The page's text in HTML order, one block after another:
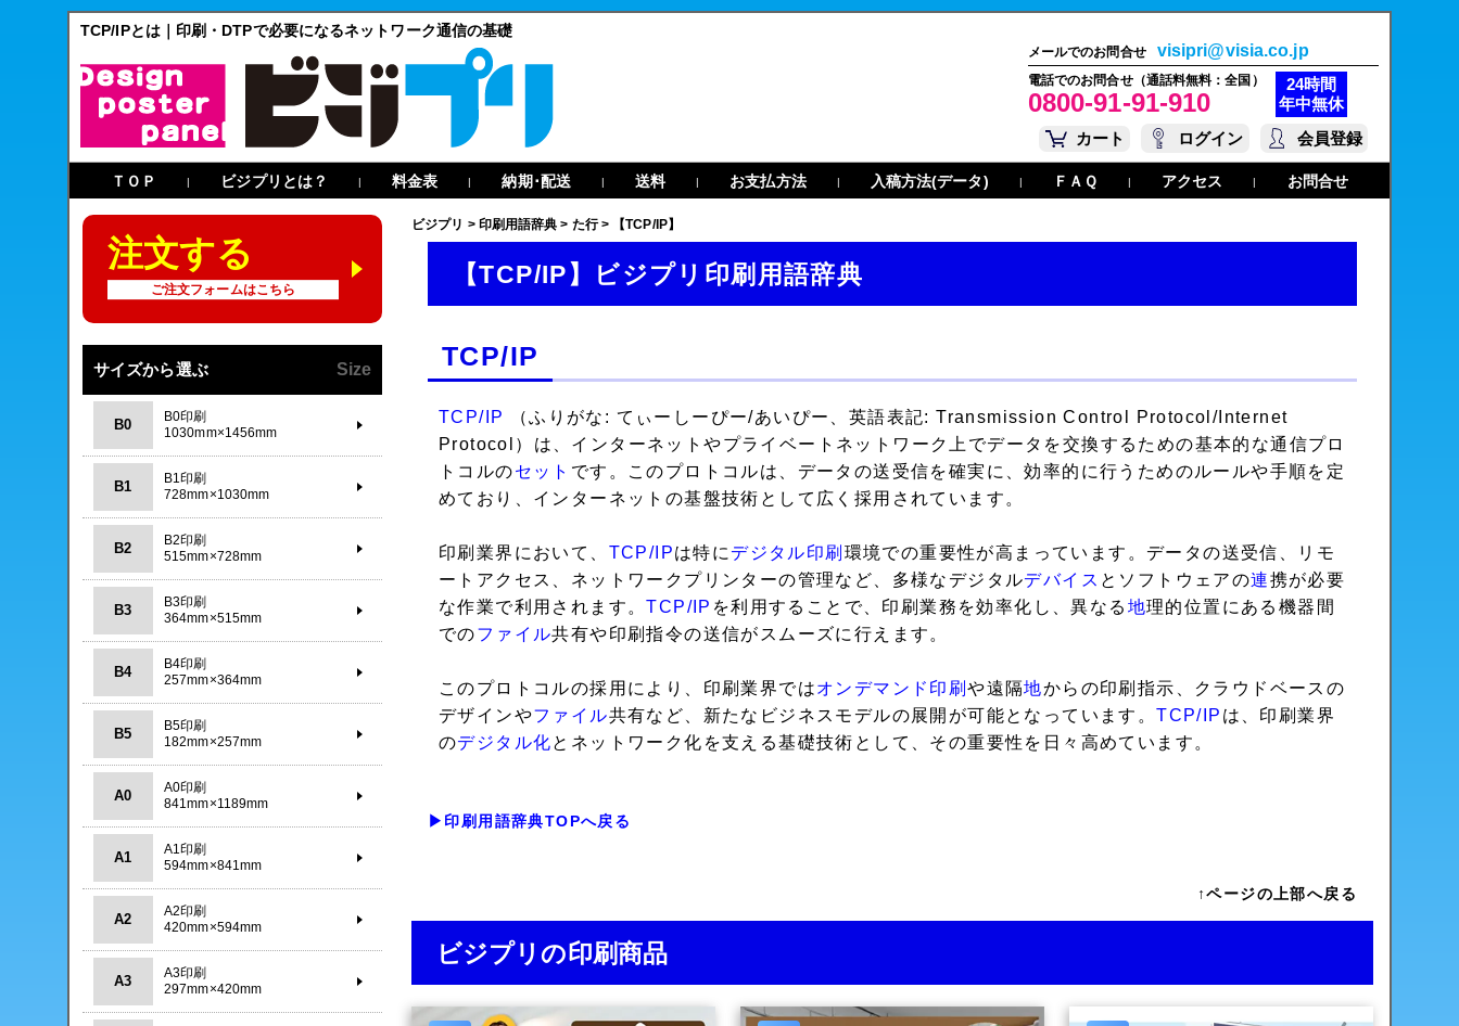
TCP/IPとは｜印刷・DTPで必要になるネットワーク通信の基礎
メールでのお問合せ visipri@visia.co.jp
電話でのお問合せ（通話料無料：全国）
0800-91-91-910
24時間
年中無休
カート
ログイン 会員登録
ＴＯＰ | ビジプリとは？ | 料金表 | 納期･配送 | 送料 | お支払方法 | 入稿方法(データ) | ＦＡＱ | アクセス | お問合せ
ビジプリ > 印刷用語辞典 > た行> 【TCP/IP】
【TCP/IP】ビジプリ印刷用語辞典
TCP/IP
TCP/IP
（ふりがな: てぃーしーぴー/あいぴー、英語表記: Transmission Control Protocol/Internet
Protocol）は、インターネットやプライベートネットワーク上でデータを交換するための基本的な通信プロ
トコルのセット です。このプロトコルは、データの送受信を確実に、効率的に行うためのルールや手順を定
めており、インターネットの基盤技術として広く採用されています。
印刷業界において、 TCP/IPは特に デジタル印刷 環境での重要性が高まっています。データの送受信、リモ
ートアクセス、ネットワークプリンターの管理など、多様なデジタルデバイス とソフトウェアの連携が必要
な作業で利用されます。TCP/IP を利用することで、印刷業務を効率化し、異なる 地理的位置にある機器間
でのファイル共有や印刷指令の送信がスムーズに行えます。
このプロトコルの採用により、印刷業界ではオンデマンド印刷や遠隔地からの印刷指示、クラウドベースの
デザインやファイル共有など、新たなビジネスモデルの展開が可能となっています。TCP/IP は、印刷業界
のデジタル化とネットワーク化を支える基礎技術として、その重要性を日々高めています。
▶印刷用語辞典TOPへ戻る
↑ページの上部へ戻る
ビジプリの印刷商品
注文する
ご注文フォームはこちら
サイズから選ぶ Size
B0
B0印刷
1030mm×1456mm
B1
B1印刷
728mm×1030mm
B2
B2印刷
515mm×728mm
B3
B3印刷
364mm×515mm
B4
B4印刷
257mm×364mm
B5
B5印刷
182mm×257mm
A0
A0印刷
841mm×1189mm
A1
A1印刷
594mm×841mm
A2
A2印刷
420mm×594mm
A3
A3印刷
297mm×420mm